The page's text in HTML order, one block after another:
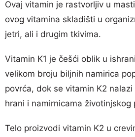
Ovaj vitamin je rastvorljiv u
ovog vitamina skladišti u
jetri, ali i drugim tkivima.
Vitamin K1 je češći oblik u
velikom broju biljnih namirica
povrća, dok se vitamin K2
hrani i namirnicama životinjskog
Telo proizvodi vitamin K2 u